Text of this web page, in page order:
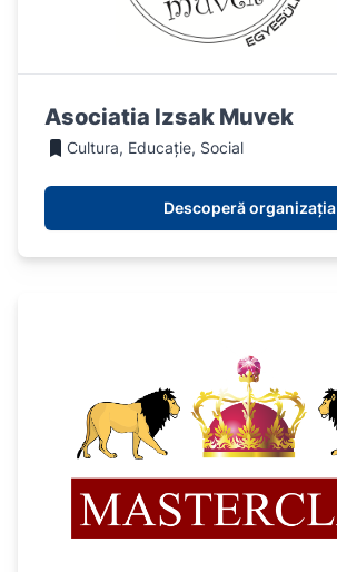
Asociatia Izsak Muvek
Cultura, Educație, Social
Descoperă organizația